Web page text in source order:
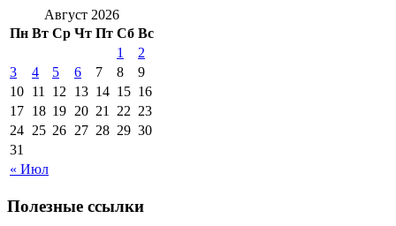
Август 2026
Пн Вт Ср Чт Пт Сб Вс
« Июл
1
2
3
4 5 6 7 8
9
10 11 12 13 14 15 16
17 18 19 20 21 22 23
24 25 26 27 28 29 30
31
Полезные ссылки